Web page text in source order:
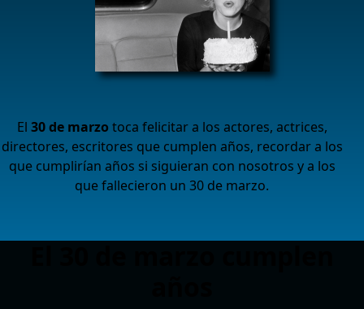
El 30 de marzo toca felicitar a los actores, actrices,
directores, escritores que cumplen años, recordar a los
que cumplirían años si siguieran con nosotros y a los
que fallecieron un 30 de marzo.